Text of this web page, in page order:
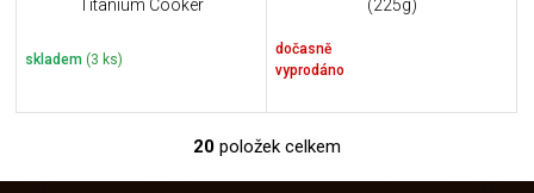
Titanium Cooker
skladem (3 ks)
(225g)
dočasně
vyprodáno
O
v
20 položek celkem